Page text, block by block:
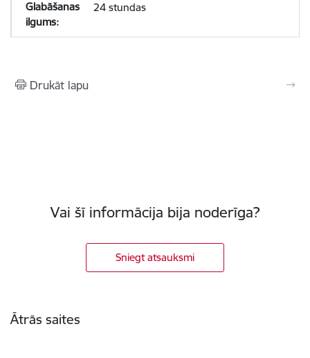
24 stundas
Drukāt lapu
Vai šī informācija bija noderīga?
Sniegt atsauksmi
Ātrās saites